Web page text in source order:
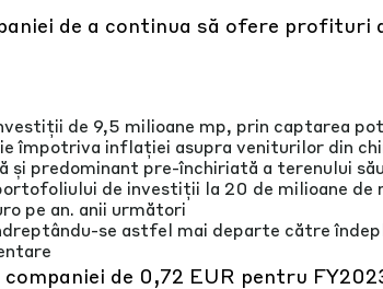
de a continua să ofere profituri
de 9,5 milioane mp, prin captarea
împotriva inflației asupra veniturilor din
predominant pre-închiriată a terenului
de investiții la 20 de milioane de
pe an. anii următori
se astfel mai departe către
de 0,72 EUR pentru